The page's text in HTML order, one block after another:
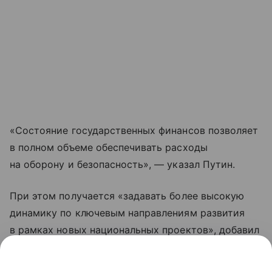
«Состояние государственных финансов позволяет
в полном объеме обеспечивать расходы
на оборону и безопасность», — указал Путин.
При этом получается «задавать более высокую
динамику по ключевым направлениям развития
в рамках новых национальных проектов», добавил